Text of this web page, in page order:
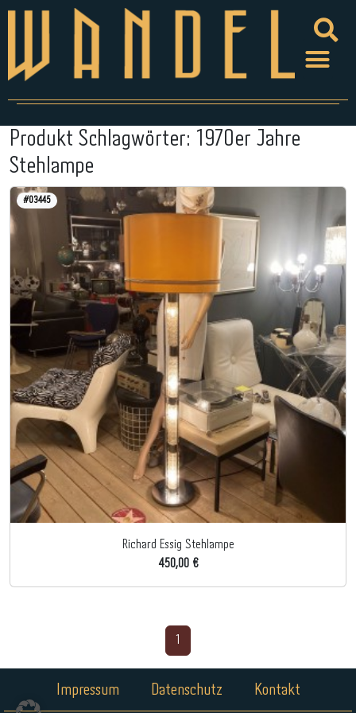
Produkt Schlagwörter: 1970er Jahre
Stehlampe
#03445
Richard Essig Stehlampe
450,00 €
Impressum Datenschutz Kontakt